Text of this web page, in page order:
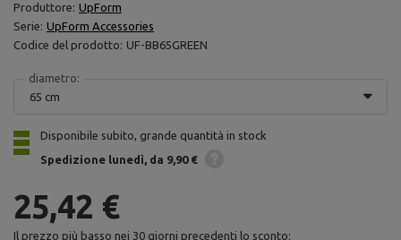
Produttore: UpForm
Serie: UpForm Accessories
Codice del prodotto: UF-BB65GREEN
diametro:
65 cm
Disponibile subito, grande quantità in stock
Spedizione lunedì da 9,90 €
25,42 €
Il prezzo più basso nei 30 giorni precedenti lo sconto: